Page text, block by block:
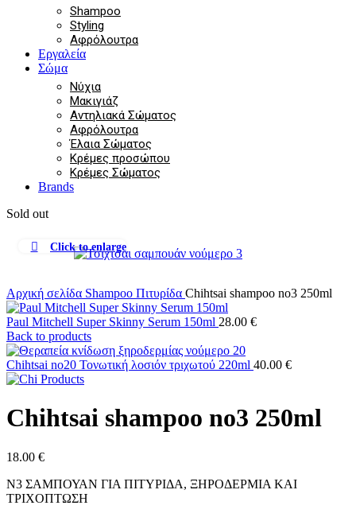
Shampoo
Styling
Αφρόλουτρα
Εργαλεία
Σώμα
Νύχια
Μακιγιάζ
Αντηλιακά Σώματος
Αφρόλουτρα
Έλαια Σώματος
Κρέμες προσώπου
Κρέμες Σώματος
Brands
Sold out
Click to enlarge
Αρχική σελίδα Shampoo Πιτυρίδα Chihtsai shampoo no3 250ml
Paul Mitchell Super Skinny Serum 150ml 28.00 €
Back to products
Chihtsai no20 Τονωτική λοσιόν τριχωτού 220ml 40.00 €
Chihtsai shampoo no3 250ml
18.00 €
N3 ΣΑΜΠΟΥΑΝ ΓΙΑ ΠΙΤΥΡΙΔΑ, ΞΗΡΟΔΕΡΜΙΑ ΚΑΙ
ΤΡΙΧΟΠΤΩΣΗ